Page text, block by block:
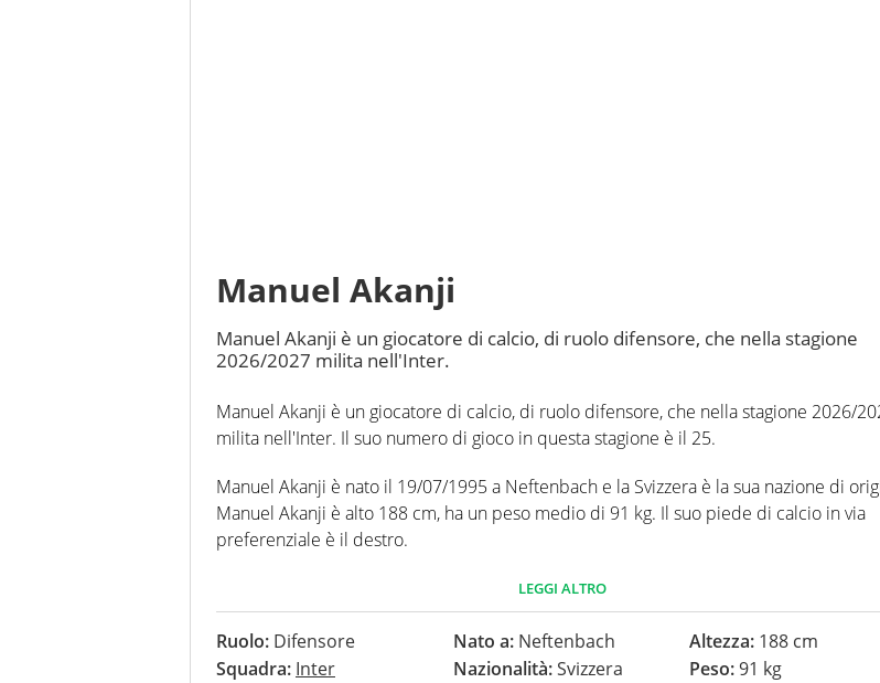
Manuel Akanji
Manuel Akanji è un giocatore di calcio, di ruolo difensore, che nella stagione
2026/2027 milita nell'Inter.
Manuel Akanji è un giocatore di calcio, di ruolo difensore, che nella stagione 2026/
milita nell'Inter. Il suo numero di gioco in questa stagione è il 25.
Manuel Akanji è nato il 19/07/1995 a Neftenbach e la Svizzera è la sua nazione di
Manuel Akanji è alto 188 cm, ha un peso medio di 91 kg. Il suo piede di calcio in via
preferenziale è il destro.
In questa stagione ha disputato nel campionato Serie A 0 partite e non ha segnato
nessun gol.
LEGGI ALTRO
Ruolo: Difensore
Squadra: Inter
Nato a:Neftenbach
Nazionalità:Svizzera
Altezza: 188 cm
Peso:91 kg